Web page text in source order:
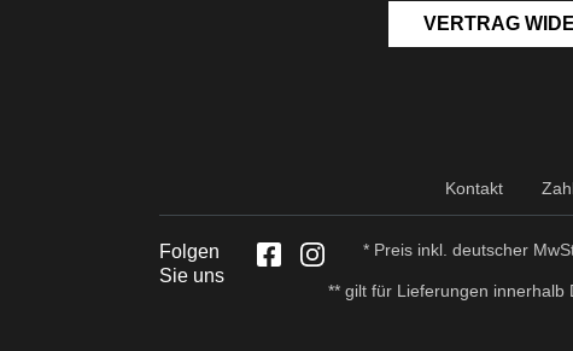
VERTRAG
Kontakt
Folgen
Sie uns
* Preis inkl. deutscher
** gilt für Lieferungen